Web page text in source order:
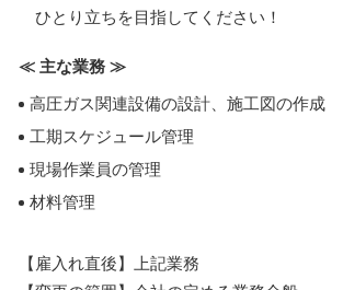
ひとり立ちを目指してください！
≪ 主な業務 ≫
高圧ガス関連設備の設計、施工図の作成
工期スケジュール管理
現場作業員の管理
材料管理
【雇入れ直後】上記業務